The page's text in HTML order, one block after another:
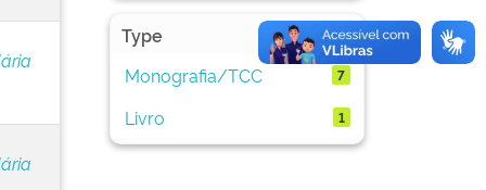
Type
Monografia/TCC
7
Livro 1